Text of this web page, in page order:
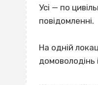
Усі — по
повідомленні.
На одній
домоволодінь